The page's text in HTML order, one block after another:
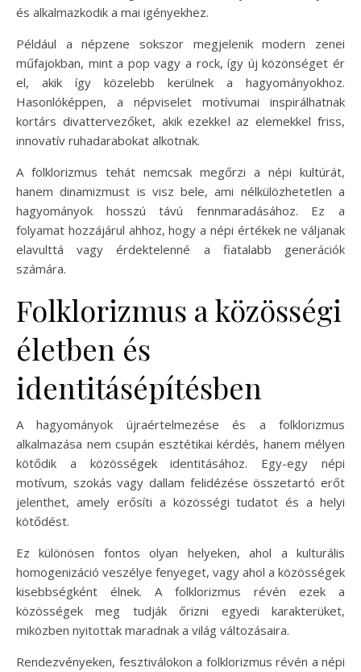
és alkalmazkodik a mai igényekhez.
Például a népzene sokszor megjelenik modern zenei
műfajokban, mint a pop vagy a rock, így új közönséget ér
el, akik így közelebb kerülnek a hagyományokhoz.
Hasonlóképpen, a népviselet motívumai inspirálhatnak
kortárs divattervezőket, akik ezekkel az elemekkel friss,
innovatív ruhadarabokat alkotnak.
A folklorizmus tehát nemcsak megőrzi a népi kultúrát,
hanem dinamizmust is visz bele, ami nélkülözhetetlen a
hagyományok hosszú távú fennmaradásához. Ez a
folyamat hozzájárul ahhoz, hogy a népi értékek ne váljanak
elavulttá vagy érdektelenné a fiatalabb generációk
számára.
Folklorizmus a közösségi
életben és
identitásépítésben
A hagyományok újraértelmezése és a folklorizmus
alkalmazása nem csupán esztétikai kérdés, hanem mélyen
kötődik a közösségek identitásához. Egy-egy népi
motívum, szokás vagy dallam felidézése összetartó erőt
jelenthet, amely erősíti a közösségi tudatot és a helyi
kötődést.
Ez különösen fontos olyan helyeken, ahol a kulturális
homogenizáció veszélye fenyeget, vagy ahol a közösségek
kisebbségként élnek. A folklorizmus révén ezek a
közösségek meg tudják őrizni egyedi karakterüket,
miközben nyitottak maradnak a világ változásaira.
Rendezvényeken, fesztiválokon a folklorizmus révén a népi